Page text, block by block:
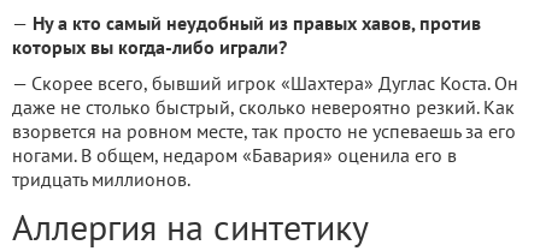
— Ну а кто самый неудобный из правых хавов, против
которых вы когда-либо играли?
— Скорее всего, бывший игрок «Шахтера» Дуглас Коста. Он
даже не столько быстрый, сколько невероятно резкий. Как
взорвется на ровном месте, так просто не успеваешь за его
ногами. В общем, недаром «Бавария» оценила его в
тридцать миллионов.
Аллергия на синтетику